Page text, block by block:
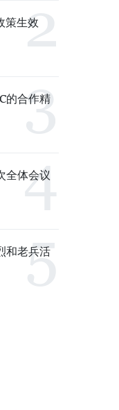
策生效
的合作精
全体会议
和老兵活